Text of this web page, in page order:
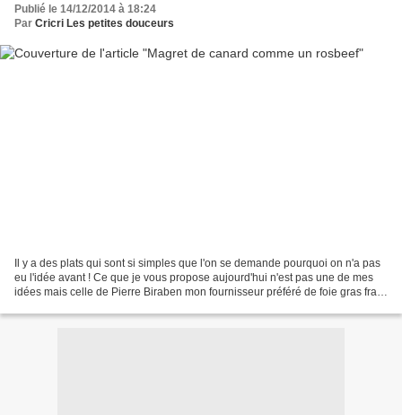
Publié le 14/12/2014 à 18:24
Par Cricri Les petites douceurs
Il y a des plats qui sont si simples que l'on se demande pourquoi on n'a pas
eu l'idée avant ! Ce que je vous propose aujourd'hui n'est pas une de mes
idées mais celle de Pierre Biraben mon fournisseur préféré de foie gras frais